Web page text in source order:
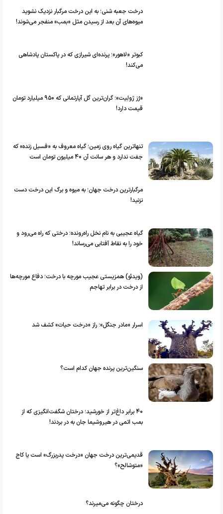
درخت جعبه شنی؛ به این درخت مرگبار نزدیک نشوید
میوه‌های آن بعد از رسیدن مثل «بمب» منفجر می‌شوند!
کبوتر «لاهور»؛ پرنده‌ای شیرازی که در پاکستان پادشاهی
می‌کند!
«رُز ژولِیت»؛ گران‌ترین گل آپارتمانی که ۹۵۰ میلیارد تومان
قیمت دارد!
تنهاترین گیاه روی زمین؛ گیاه معروف به «فسیل زنده» که
جفت ندارد و هر سانت آن ۴۰ میلیون تومان است
مرگبارترین درخت جهان؛ به میوه و برگ این درخت دست
نزنید!
گیاه عجیبی به نام نخل راه‌رونده؛ درختی که راه می‌رود و
خود را به نقاط آفتابی می‌رساند!
(ویدئو) همزیستی عجیب مورچه با درخت؛ دفاع مورچه‌ها
از درخت در برابر تهاجم
اسرار «مادر جنگل»؛ راز «درخت حیات» کشف شد
سنگین‌ترین پرنده جهان کدام است؟
۴۰ برابر داغ‌تر از خورشید؛ درختان شگفت‌انگیزی که از
بمب اتمی در هیروشیما جان به در بردند!
قدیمی‌ترین درخت جهان «درخت پدربزرگ» است یا کاج
«متوشالح»؟
درختان چگونه می‌میرند؟